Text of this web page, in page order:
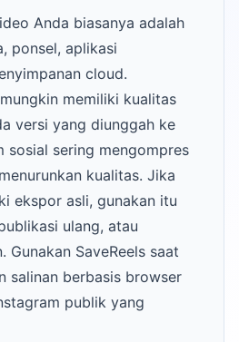
Anda biasanya adalah
ponsel, aplikasi
cloud.
memiliki kualitas
versi yang diunggah ke
sosial sering mengompres
kualitas. Jika
ekspor asli, gunakan itu
ulang, atau
Gunakan SaveReels saat
salinan berbasis browser
publik yang